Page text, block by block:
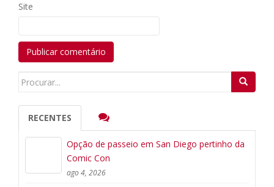
Site
Search
RECENTES
Opção de passeio em San Diego pertinho da
Comic Con
ago 4, 2026